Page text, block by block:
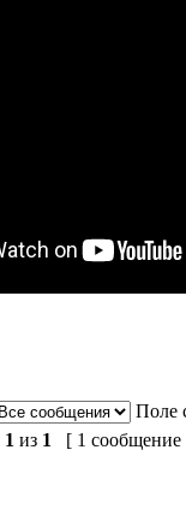
Поле
1 из 1 [ 1 сообщение